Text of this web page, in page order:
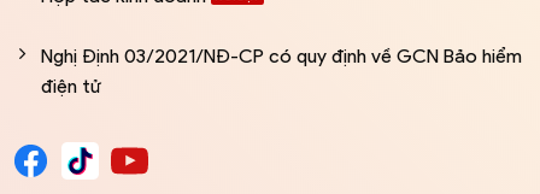
Nghị Định 03/2021/NĐ-CP có quy định về GCN Bảo hiểm
điện tử